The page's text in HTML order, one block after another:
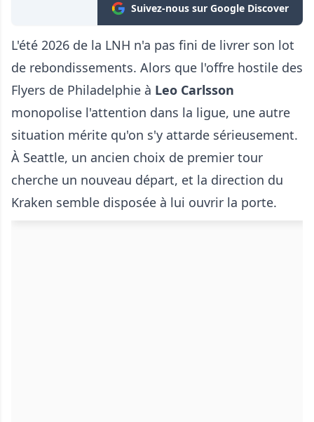
Suivez-nous sur Google Discover
L'été 2026 de la LNH n'a pas fini de livrer son lot
de rebondissements. Alors que l'offre hostile des
Flyers de Philadelphie à Leo Carlsson
monopolise l'attention dans la ligue, une autre
situation mérite qu'on s'y attarde sérieusement.
À Seattle, un ancien choix de premier tour
cherche un nouveau départ, et la direction du
Kraken semble disposée à lui ouvrir la porte.